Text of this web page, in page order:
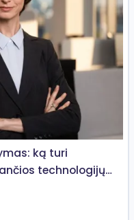
ką turi
technologijų